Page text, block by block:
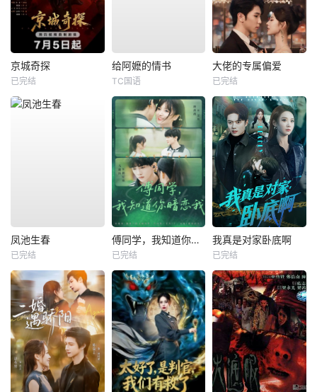
京城奇探
已完结
给阿嬷的情书
TC国语
大佬的专属偏爱
已完结
凤池生春
已完结
傅同学，我知道你暗恋我
已完结
我真是对家卧底啊
已完结